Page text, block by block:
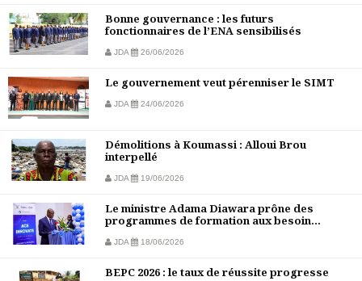
Bonne gouvernance : les futurs
fonctionnaires de l’ENA sensibilisés
JDA 26/06/2026
Le gouvernement veut pérenniser le SIMT
JDA 24/06/2026
Démolitions à Koumassi : Alloui Brou
interpellé
JDA 19/06/2026
Le ministre Adama Diawara prône des
programmes de formation aux besoin...
JDA 18/06/2026
BEPC 2026 : le taux de réussite progresse